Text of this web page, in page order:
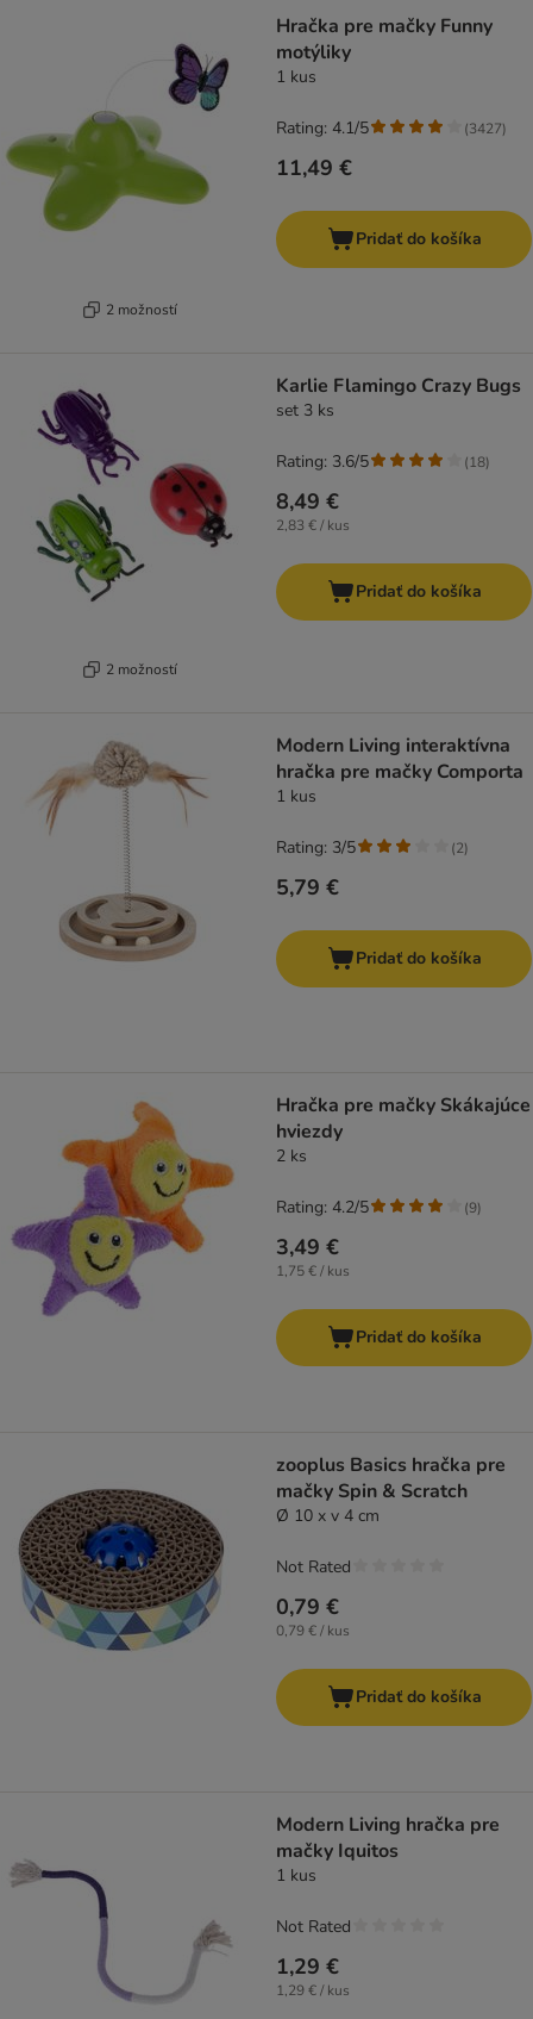
2 možností
Hračka pre mačky Funny
motýliky
1 kus
11,49 €
Rating: 4.1/5 (3427)
Pridať do košíka
2 možností
Karlie Flamingo Crazy Bugs
set 3 ks
8,49 €
2,83 € / kus
Rating: 3.6/5 (18)
Pridať do košíka
Modern Living interaktívna
hračka pre mačky Comporta
1 kus
5,79 €
Rating: 3/5 (2)
Pridať do košíka
Hračka pre mačky Skákajúce
hviezdy
2 ks
3,49 €
1,75 € / kus
Rating: 4.2/5 (9)
Pridať do košíka
zooplus Basics hračka pre
mačky Spin & Scratch
Ø 10 x v 4 cm
0,79 €
0,79 € / kus
Not Rated
Pridať do košíka
Modern Living hračka pre
mačky Iquitos
1 kus
1,29 €
1,29 € / kus
Not Rated